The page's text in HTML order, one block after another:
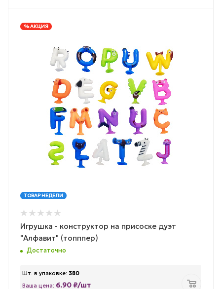
% АКЦИЯ
ТОВАР НЕДЕЛИ
Игрушка - конструктор на присоске дуэт
"Алфавит" (топппер)
Достаточно
Шт. в упаковке: 380
Ваша цена: 6.90 ₽/шт